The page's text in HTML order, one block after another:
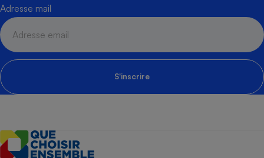
Adresse mail
S'inscrire